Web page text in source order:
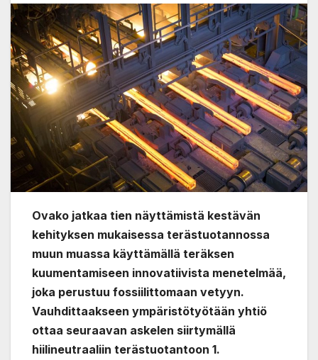
Ovako jatkaa tien näyttämistä kestävän
kehityksen mukaisessa terästuotannossa
muun muassa käyttämällä teräksen
kuumentamiseen innovatiivista menetelmää,
joka perustuu fossiilittomaan vetyyn.
Vauhdittaakseen ympäristötyötään yhtiö
ottaa seuraavan askelen siirtymällä
hiilineutraaliin terästuotantoon 1.